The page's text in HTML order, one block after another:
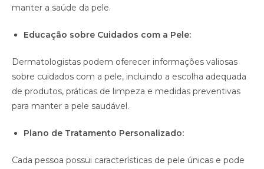
manter a saúde da pele.
Educação sobre Cuidados com a Pele:
Dermatologistas podem oferecer informações valiosas
sobre cuidados com a pele, incluindo a escolha adequada
de produtos, práticas de limpeza e medidas preventivas
para manter a pele saudável.
Plano de Tratamento Personalizado:
Cada pessoa possui características de pele únicas e pode